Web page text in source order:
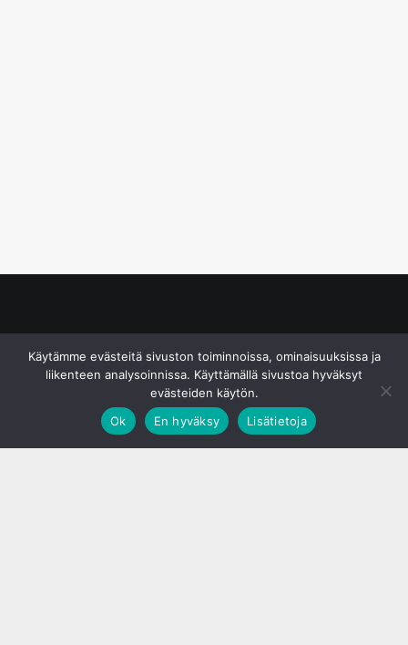
Käytämme evästeitä sivuston toiminnoissa, ominaisuuksissa ja
liikenteen analysoinnissa. Käyttämällä sivustoa hyväksyt
evästeiden käytön.
Ok
En hyväksy Lisätietoja